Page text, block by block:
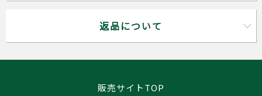
返品について
販売サイトTOP